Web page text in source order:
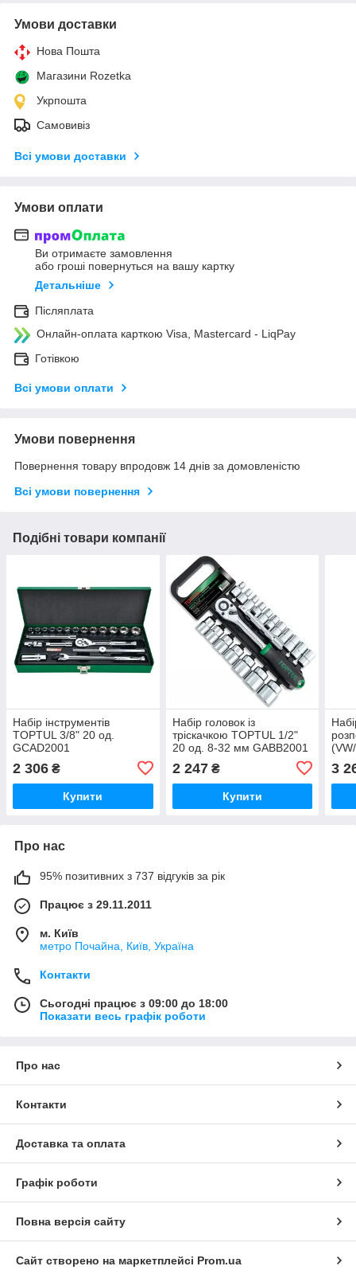
Умови доставки
Нова Пошта
Магазини Rozetka
Укрпошта
Самовивіз
Всі умови доставки
Умови оплати
Ви отримаєте замовлення
або гроші повернуться на вашу картку
Детальніше
Післяплата
Онлайн-оплата карткою Visa, Mastercard - LiqPay
Готівкою
Всі умови оплати
Умови повернення
Повернення товару впродовж 14 днів за домовленістю
Всі умови повернення
Подібні товари компанії
Набір інструментів
TOPTUL 3/8" 20 од.
GCAD2001
2 306 ₴
Купити
Набір головок із
тріскачкою TOPTUL 1/2"
20 од. 8-32 мм GABB2001
2 247₴
Купити
3
Про нас
95% позитивних з 737 відгуків за рік
Працює з 29.11.2011
м. Київ
метро Почайна, Київ, Україна
Контакти
Сьогодні працює з 09:00 до 18:00
Показати весь графік роботи
Про нас
Контакти
Доставка та оплата
Графік роботи
Повна версія сайту
Сайт створено на маркетплейсі Prom.ua